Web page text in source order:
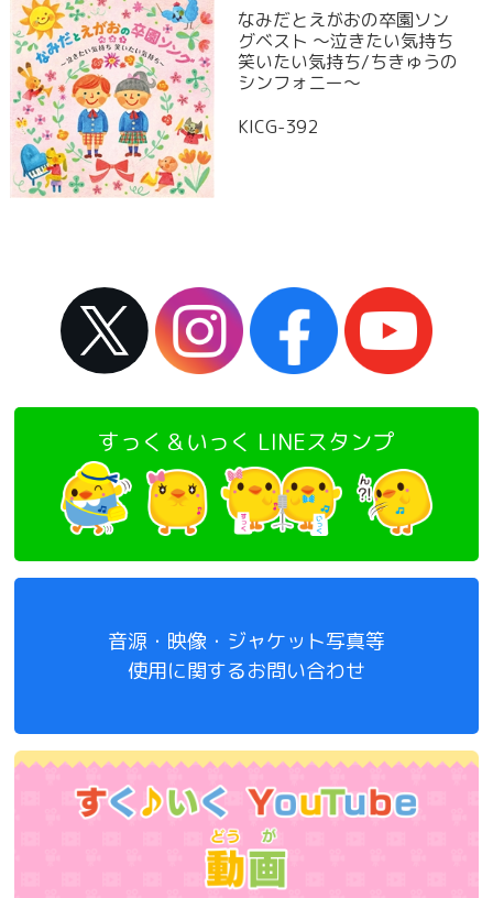
なみだとえがおの卒園ソン
グベスト ～泣きたい気持ち
笑いたい気持ち/ちきゅうの
シンフォニー～
KICG-392
すっく＆いっく LINEスタンプ
音源・映像・ジャケット写真等
使用に関するお問い合わせ